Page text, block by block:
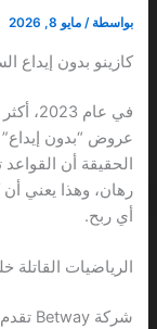
بواسطة /مايو 8, 2026
كازينو بدون إيداع
عروض “بدون إيداع”
أي ربح.
الرياضيات القاتلة